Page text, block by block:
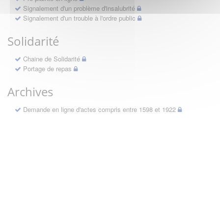
Signalement d'un problème d'insalubrité
Signalement d'un trouble à l'ordre public
Solidarité
Chaine de Solidarité
Portage de repas
Archives
Demande en ligne d'actes compris entre 1598 et 1922